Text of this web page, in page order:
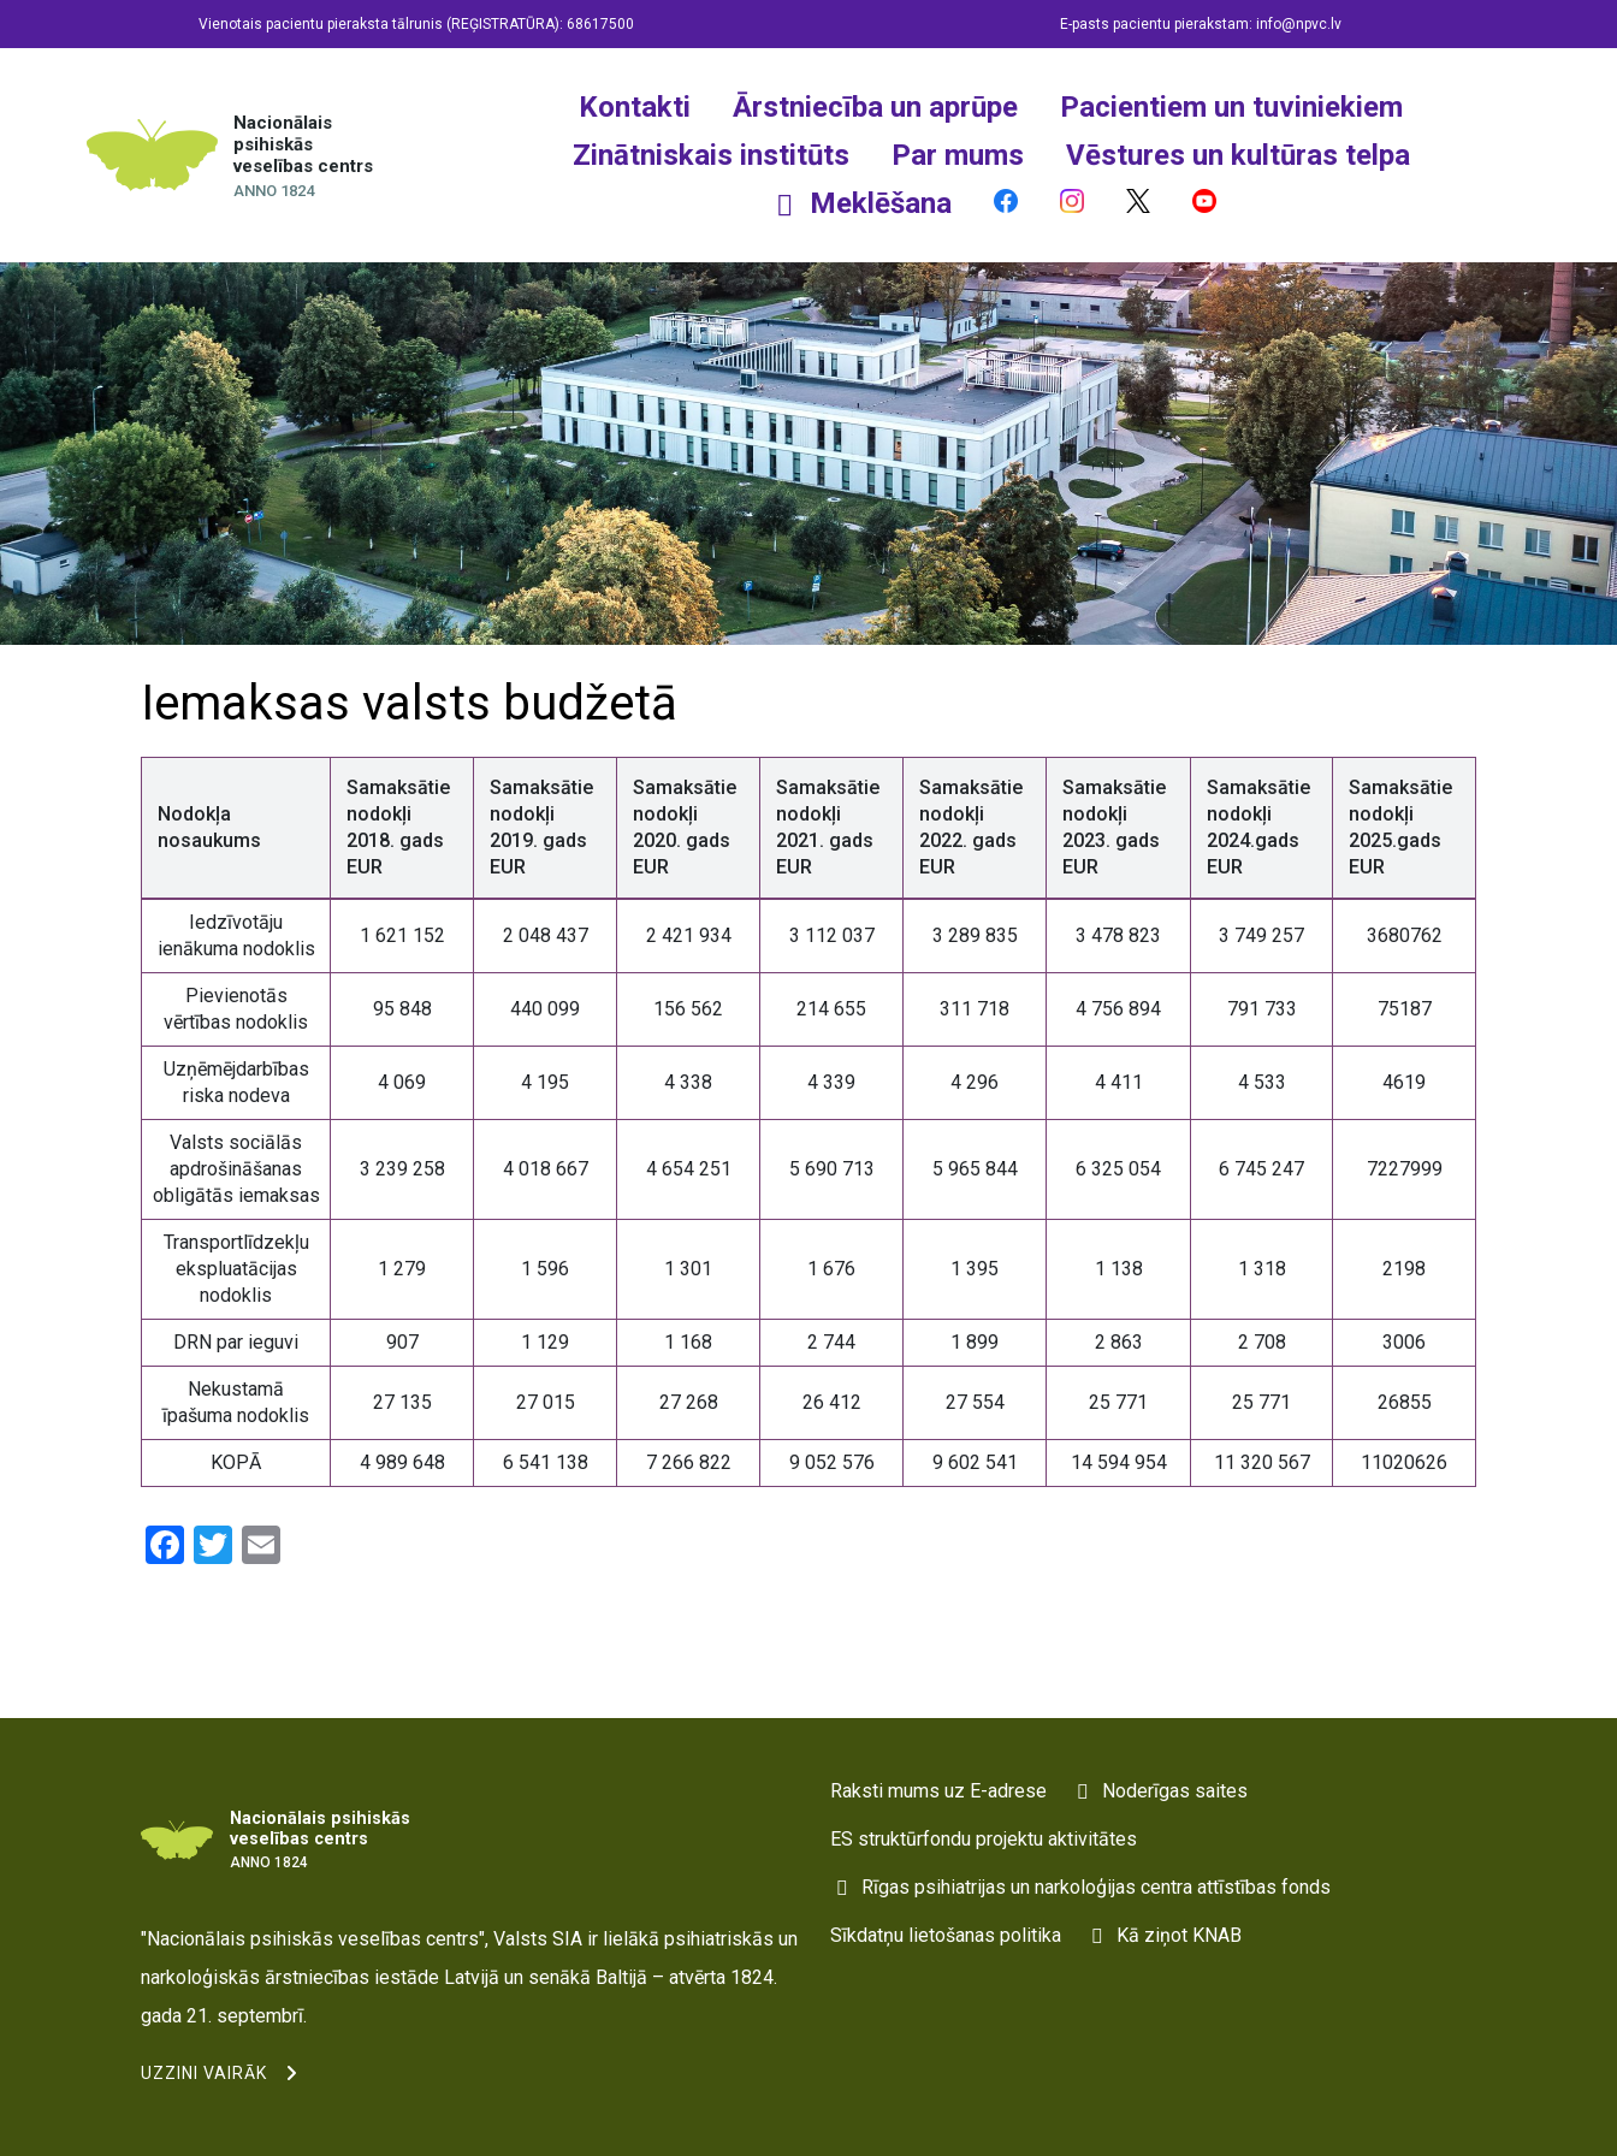
Vienotais pacientu pieraksta tālrunis (REĢISTRATŪRA): 68617500 E-pasts pacientu pierakstam: info@npvc.lv
Nacionālais
psihiskās
veselības centrs
ANNO 1824
Kontakti Ārstniecība un aprūpe
Pacientiem un tuviniekiem
Zinātniskais institūts
Par mums
Vēstures un kultūras telpa
Meklēšana
Iemaksas valsts budžetā
Nodokļa
nosaukums
Samaksātie
nodokļi
2018. gads
EUR
Samaksātie
nodokļi
2019. gads
EUR
Samaksātie
nodokļi
2020. gads
EUR
Samaksātie
nodokļi
2021. gads
EUR
Samaksātie
nodokļi
2022. gads
EUR
Samaksātie
nodokļi
2023. gads
EUR
Samaksātie
nodokļi
2024.gads
EUR
Samaksātie
nodokļi
2025.gads
EUR
Iedzīvotāju
ienākuma nodoklis
1 621 152 2 048 437 2 421 934 3 112 037 3 289 835 3 478 823 3 749 257 3680762
Pievienotās
vērtības nodoklis
95 848 440 099 156 562 214 655 311 718 4 756 894 791 733 75187
Uzņēmējdarbības
riska nodeva
4 069 4 195 4 338 4 339 4 296 4 411 4 533 4619
Valsts sociālās
apdrošināšanas
obligātās iemaksas
3 239 258 4 018 667 4 654 251 5 690 713 5 965 844 6 325 054 6 745 247 7227999
Transportlīdzekļu
ekspluatācijas
nodoklis
1 279 1 596 1 301 1 676 1 395 1 138 1 318 2198
DRN par ieguvi 907 1 129 1 168 2 744 1 899 2 863 2 708 3006
Nekustamā
īpašuma nodoklis
27 135 27 015 27 268 26 412 27 554 25 771 25 771 26855
KOPĀ 4 989 648 6 541 138 7 266 822 9 052 576 9 602 541 14 594 954 11 320 567 11020626
Facebook
Twitter
Nacionālais psihiskās
veselības centrs
ANNO 1824
"Nacionālais psihiskās veselības centrs", Valsts SIA ir lielākā psihiatriskās un
narkoloģiskās ārstniecības iestāde Latvijā un senākā Baltijā – atvērta 1824.
gada 21. septembrī.
UZZINI VAIRĀK
Raksti mums uz E-adrese Noderīgas saites
ES struktūrfondu projektu aktivitātes
Rīgas psihiatrijas un narkoloģijas centra attīstības fonds
Sīkdatņu lietošanas politika Kā ziņot KNAB